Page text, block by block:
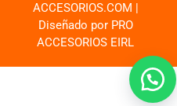
ACCESORIOS.COM |
Diseñado por PRO
ACCESORIOS EIRL